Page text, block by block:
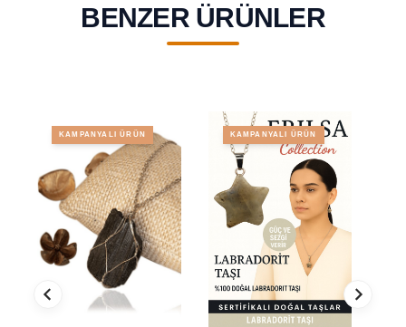
BENZER ÜRÜNLER
KAMPANYALI ÜRÜN KAMPANYALI ÜRÜN